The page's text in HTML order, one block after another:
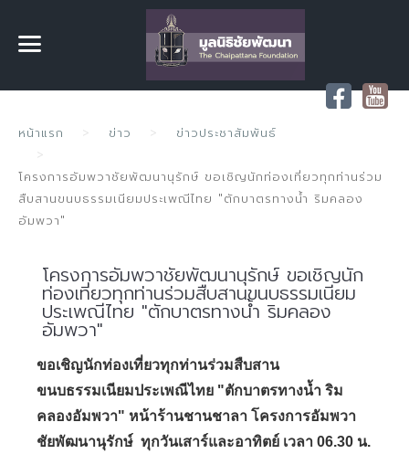
หน้าแรก ข่าว ข่าวประชาสัมพันธ์
โครงการอัมพวาชัยพัฒนานุรักษ์ ขอเชิญนักท่องเที่ยวทุกท่านร่วม
สืบสานขนบธรรมเนียมประเพณีไทย "ตักบาตรทางน้ำ ริมคลอง
อัมพวา"
โครงการอัมพวาชัยพัฒนานุรักษ์ ขอเชิญนัก
ท่องเที่ยวทุกท่านร่วมสืบสานขนบธรรมเนียม
ประเพณีไทย "ตักบาตรทางน้ำ ริมคลอง
อัมพวา"
ขอเชิญนักท่องเที่ยวทุกท่านร่วมสืบสาน
ขนบธรรมเนียมประเพณีไทย "ตักบาตรทางน้ำ ริม
คลองอัมพวา" หน้าร้านชานชาลา โครงการอัมพวา
ชัยพัฒนานุรักษ์ ทุกวันเสาร์และอาทิตย์ เวลา 06.30 น.